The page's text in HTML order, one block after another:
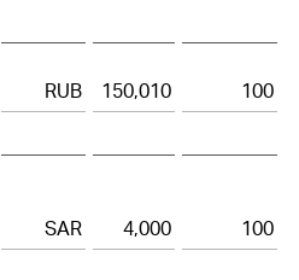
RUB 150,010
100
SAR 4,000
100